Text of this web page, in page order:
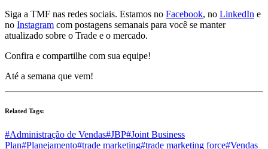
Siga a TMF nas redes sociais. Estamos no Facebook, no LinkedIn e
no Instagram com postagens semanais para você se manter
atualizado sobre o Trade e o mercado.
Confira e compartilhe com sua equipe!
Até a semana que vem!
Related Tags:
#Administração de Vendas#JBP#Joint Business
Plan#Planejamento#trade marketing#trade marketing force#Vendas